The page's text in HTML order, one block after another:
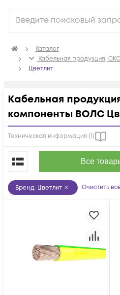
Каталог
Кабельная продукция,
Цветлит
Кабельная
компоненты ВОЛС
Техническая информация (1)
Все
По популярности
Бренд: Цветлит Очистить